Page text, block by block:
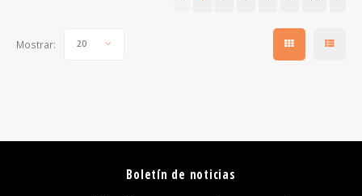
Mostrar: 20
Boletín de noticias